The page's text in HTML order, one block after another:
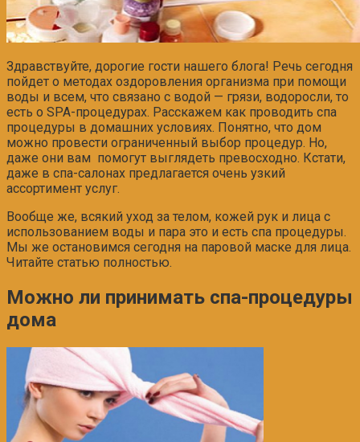
Здравствуйте, дорогие гости нашего блога! Речь сегодня
пойдет о методах оздоровления организма при помощи
воды и всем, что связано с водой — грязи, водоросли, то
есть о SPA-процедурах. Расскажем как проводить спа
процедуры в домашних условиях. Понятно, что дом
можно провести ограниченный выбор процедур. Но,
даже они вам помогут выглядеть превосходно. Кстати,
даже в спа-салонах предлагается очень узкий
ассортимент услуг.
Вообще же, всякий уход за телом, кожей рук и лица с
использованием воды и пара это и есть спа процедуры.
Мы же остановимся сегодня на паровой маске для лица.
Читайте статью полностью.
Можно ли принимать спа-процедуры
дома